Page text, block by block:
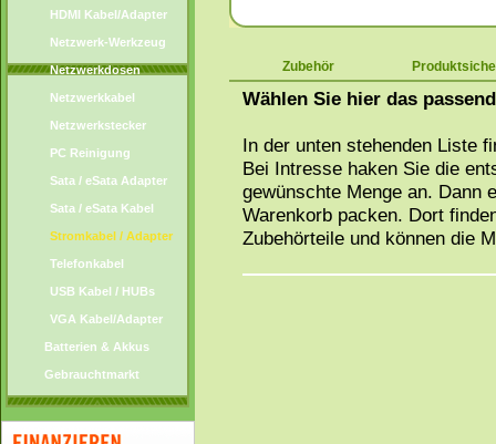
HDMI Kabel/Adapter
Netzwerk-Werkzeug
Netzwerkdosen
Netzwerkkabel
Netzwerkstecker
PC Reinigung
Sata / eSata Adapter
Sata / eSata Kabel
Stromkabel / Adapter
Telefonkabel
USB Kabel / HUBs
VGA Kabel/Adapter
Batterien & Akkus
Gebrauchtmarkt
Zubehör
Wählen Sie hier das
In der unten stehenden Liste
Bei Intresse haken Sie die
gewünschte Menge an. Dann
Warenkorb packen. Dort
Zubehörteile und können die